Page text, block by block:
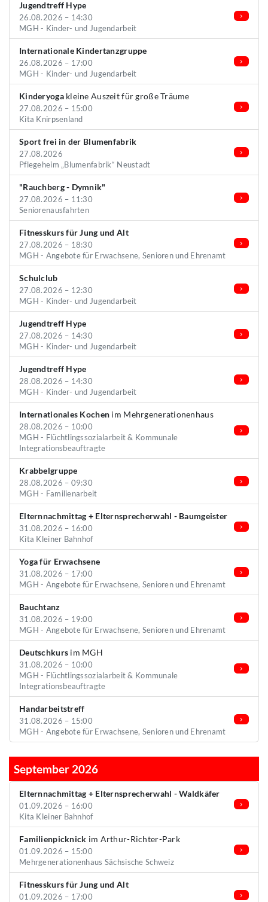
Jugendtreff Hype
26.08.2026 – 14:30
MGH - Kinder- und Jugendarbeit
Internationale Kindertanzgruppe
26.08.2026 – 17:00
MGH - Kinder- und Jugendarbeit
Kinderyoga kleine Auszeit für große Träume
27.08.2026 – 15:00
Kita Knirpsenland
Sport frei in der Blumenfabrik
27.08.2026
Pflegeheim „Blumenfabrik“ Neustadt
"Rauchberg - Dymnik"
27.08.2026 – 11:30
Seniorenausfahrten
Fitnesskurs für Jung und Alt
27.08.2026 – 18:30
MGH - Angebote für Erwachsene, Senioren und Ehrenamt
Schulclub
27.08.2026 – 12:30
MGH - Kinder- und Jugendarbeit
Jugendtreff Hype
27.08.2026 – 14:30
MGH - Kinder- und Jugendarbeit
Jugendtreff Hype
28.08.2026 – 14:30
MGH - Kinder- und Jugendarbeit
Internationales Kochen im Mehrgenerationenhaus
28.08.2026 – 10:00
MGH - Flüchtlingssozialarbeit & Kommunale
Integrationsbeauftragte
Krabbelgruppe
28.08.2026 – 09:30
MGH - Familienarbeit
Elternnachmittag + Elternsprecherwahl - Baumgeister
31.08.2026 – 16:00
Kita Kleiner Bahnhof
Yoga für Erwachsene
31.08.2026 – 17:00
MGH - Angebote für Erwachsene, Senioren und Ehrenamt
Bauchtanz
31.08.2026 – 19:00
MGH - Angebote für Erwachsene, Senioren und Ehrenamt
Deutschkurs im MGH
31.08.2026 – 10:00
MGH - Flüchtlingssozialarbeit & Kommunale
Integrationsbeauftragte
Handarbeitstreff
31.08.2026 – 15:00
MGH - Angebote für Erwachsene, Senioren und Ehrenamt
September 2026
Elternnachmittag + Elternsprecherwahl - Waldkäfer
01.09.2026 – 16:00
Kita Kleiner Bahnhof
Familienpicknick im Arthur-Richter-Park
01.09.2026 – 15:00
Mehrgenerationenhaus Sächsische Schweiz
Fitnesskurs für Jung und Alt
01.09.2026 – 17:00